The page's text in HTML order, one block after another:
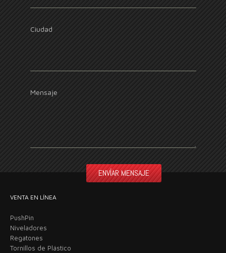
Ciudad
Mensaje
VENTA EN LÍNEA
PushPin
Niveladores
Regatones
Tornillos de Plástico